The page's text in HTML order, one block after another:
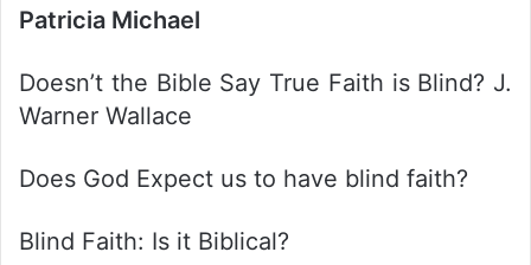
Patricia Michael
Doesn’t the Bible Say True Faith is Blind? J.
Warner Wallace
Does God Expect us to have blind faith?
Blind Faith: Is it Biblical?